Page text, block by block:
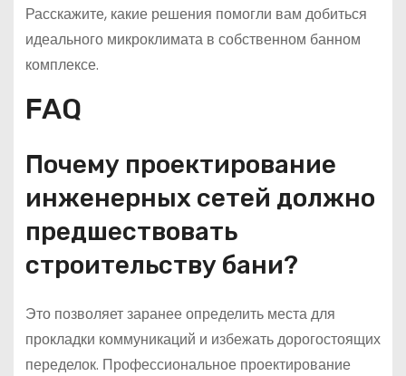
Расскажите, какие решения помогли вам добиться
идеального микроклимата в собственном банном
комплексе.
FAQ
Почему проектирование
инженерных сетей должно
предшествовать
строительству бани?
Это позволяет заранее определить места для
прокладки коммуникаций и избежать дорогостоящих
переделок. Профессиональное проектирование